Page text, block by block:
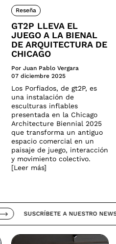
Reseña
GT2P LLEVA EL
JUEGO A LA BIENAL
DE ARQUITECTURA DE
CHICAGO
Por Juan Pablo Vergara
07 diciembre 2025
Los Porfiados, de gt2P, es
una instalación de
esculturas inflables
presentada en la Chicago
Architecture Biennial 2025
que transforma un antiguo
espacio comercial en un
paisaje de juego, interacción
y movimiento colectivo.
[Leer más]
SUSCRÍBETE A NUESTRO